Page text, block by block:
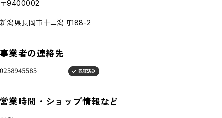
〒9400002
新潟県長岡市十二潟町188-2
事業者の連絡先
営業時間・ショップ情報など